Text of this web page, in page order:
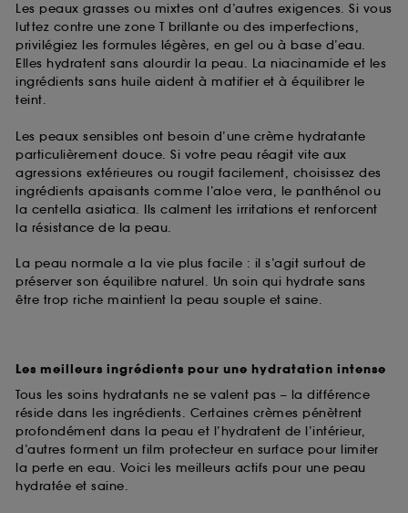
Les peaux grasses ou mixtes ont d’autres exigences. Si vous
luttez contre une zone T brillante ou des imperfections,
privilégiez les formules légères, en gel ou à base d’eau.
Elles hydratent sans alourdir la peau. La niacinamide et les
ingrédients sans huile aident à matifier et à équilibrer le
teint.
Les peaux sensibles ont besoin d’une crème hydratante
particulièrement douce. Si votre peau réagit vite aux
agressions extérieures ou rougit facilement, choisissez des
ingrédients apaisants comme l’aloe vera, le panthénol ou
la centella asiatica. Ils calment les irritations et renforcent
la résistance de la peau.
La peau normale a la vie plus facile : il s’agit surtout de
préserver son équilibre naturel. Un soin qui hydrate sans
être trop riche maintient la peau souple et saine.
Les meilleurs ingrédients pour une hydratation intense
Tous les soins hydratants ne se valent pas – la différence
réside dans les ingrédients. Certaines crèmes pénètrent
profondément dans la peau et l’hydratent de l’intérieur,
d’autres forment un film protecteur en surface pour limiter
la perte en eau. Voici les meilleurs actifs pour une peau
hydratée et saine.